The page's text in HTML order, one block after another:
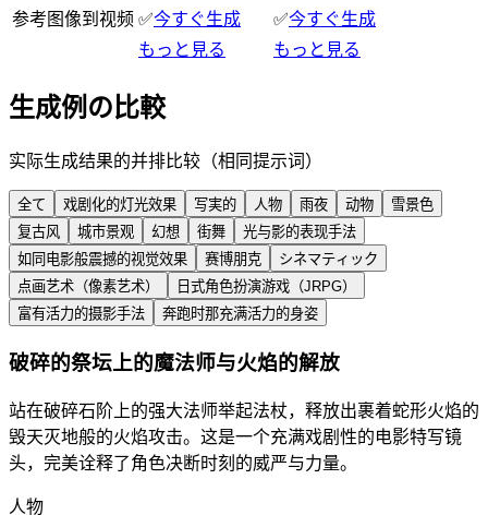
参考图像到视频 ✅今すぐ生成 ✅今すぐ生成
もっと見る
もっと見る
生成例の比較
实际生成结果的并排比较（相同提示词）
全て 戏剧化的灯光效果 写実的 人物 雨夜 动物
雪景色
复古风
城市景观 幻想 街舞
光与影的表现手法
如同电影般震撼的视觉效果
赛博朋克
シネマティック
点画艺术（像素艺术）
日式角色扮演游戏（JRPG）
富有活力的摄影手法
奔跑时那充满活力的身姿
破碎的祭坛上的魔法师与火焰的解放
站在破碎石阶上的强大法师举起法杖，释放出裹着蛇形火焰的
毁天灭地般的火焰攻击。这是一个充满戏剧性的电影特写镜
头，完美诠释了角色决断时刻的威严与力量。
人物